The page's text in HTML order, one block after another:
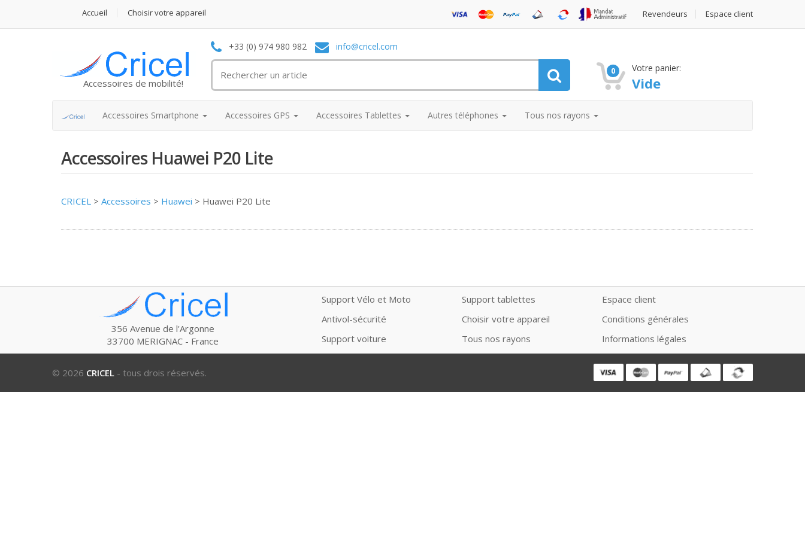
Accueil Choisir votre appareil Revendeurs Espace client
Accessoires de mobilité!
+33 (0) 974 980 982 info@cricel.com
0 Votre panier:
Vide
Accessoires Smartphone Accessoires GPS Accessoires Tablettes Autres téléphones Tous nos rayons
Accessoires Huawei P20 Lite
CRICEL > Accessoires > Huawei > Huawei P20 Lite
356 Avenue de l'Argonne
33700 MERIGNAC - France
Support Vélo et Moto
Antivol-sécurité
Support voiture
Support tablettes
Choisir votre appareil
Tous nos rayons
Espace client
Conditions générales
Informations légales
© 2026 CRICEL - tous drois réservés.